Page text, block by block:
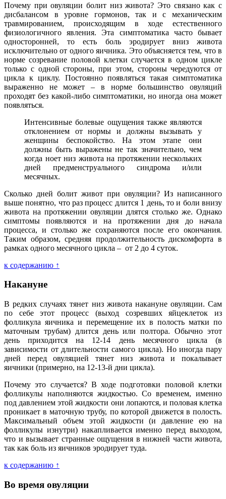
Почему при овуляции болит низ живота? Это связано как с
дисбалансом в уровне гормонов, так и с механическим
травмированием, происходящим в ходе естественного
физиологичного явления. Эта симптоматика часто бывает
односторонней, то есть боль эродирует вниз живота
исключительно от одного яичника. Это объясняется тем, что в
норме созревание половой клетки случается в одном цикле
только с одной стороны, при этом, стороны чередуются от
цикла к циклу. Постоянно появляться такая симптоматика
выраженно не может – в норме большинство овуляций
проходят без какой-либо симптоматики, но иногда она может
появляться.
Интенсивные болевые ощущения также являются
отклонением от нормы и должны вызывать у
женщины беспокойство. На этом этапе они
должны быть выражены не так значительно, чем
когда ноет низ живота на протяжении нескольких
дней предменструального синдрома и/или
месячных.
Сколько дней болит живот при овуляции? Из написанного
выше понятно, что раз процесс длится 1 день, то и боли внизу
живота на протяжении овуляции длятся столько же. Однако
симптомы появляются и на протяжении дня до начала
процесса, и столько же сохраняются после его окончания.
Таким образом, средняя продолжительность дискомфорта в
рамках одного месячного цикла – от 2 до 4 суток.
к содержанию ↑
Накануне
В редких случаях тянет низ живота накануне овуляции. Сам
по себе этот процесс (выход созревших яйцеклеток из
фолликула яичника и перемещение их в полость матки по
маточным трубам) длится день или полтора. Обычно этот
день приходится на 12-14 день месячного цикла (в
зависимости от длительности самого цикла). Но иногда пару
дней перед овуляцией тянет низ живота и покалывает
яичники (примерно, на 12-13-й дни цикла).
Почему это случается? В ходе подготовки половой клетки
фолликулы наполняются жидкостью. Со временем, именно
под давлением этой жидкости они лопаются, и половая клетка
проникает в маточную трубу, по которой движется в полость.
Максимальный объем этой жидкости (и давление ею на
фолликулы изнутри) накапливается именно перед выходом,
что и вызывает странные ощущения в нижней части живота,
так как боль из яичников эродирует туда.
к содержанию ↑
Во время овуляции